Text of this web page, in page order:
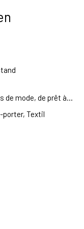
Vente au détail d'articles et d'accessoires de mode, de prêt à porter, de chaussures, de maroquinerie et de produits de beauté et soins pour le corps et le visage
porter, Textil